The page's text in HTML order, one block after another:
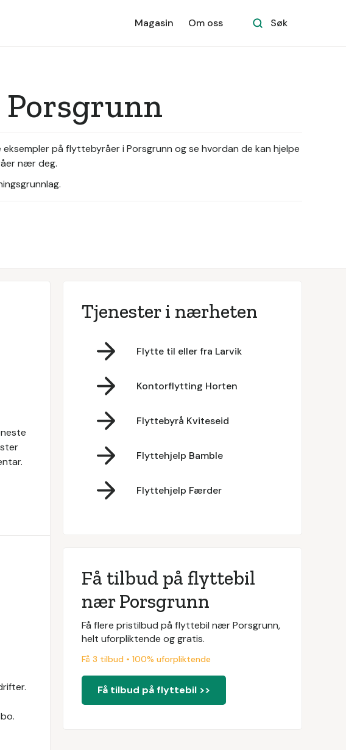
Magasin Om oss Søk
på flyttebyråer i Porsgrunn og se hvordan de kan hjelpe
nær deg.
Tjenester i nærheten
Flytte til eller fra Larvik
Kontorflytting Horten
Flyttebyrå Kviteseid
Flyttehjelp Bamble
Flyttehjelp Færder
Få tilbud på flyttebil
nær Porsgrunn
Få flere pristilbud på flyttebil nær Porsgrunn,
helt uforpliktende og gratis.
Få 3 tilbud • 100% uforpliktende
Få tilbud på flyttebil >>